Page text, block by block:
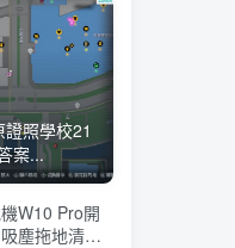
照學校21
案...
W10 Pro開
塵拖地清洗3